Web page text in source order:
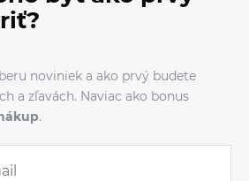
noviniek a ako prvý budete
a zľavách. Naviac ako bonus
.